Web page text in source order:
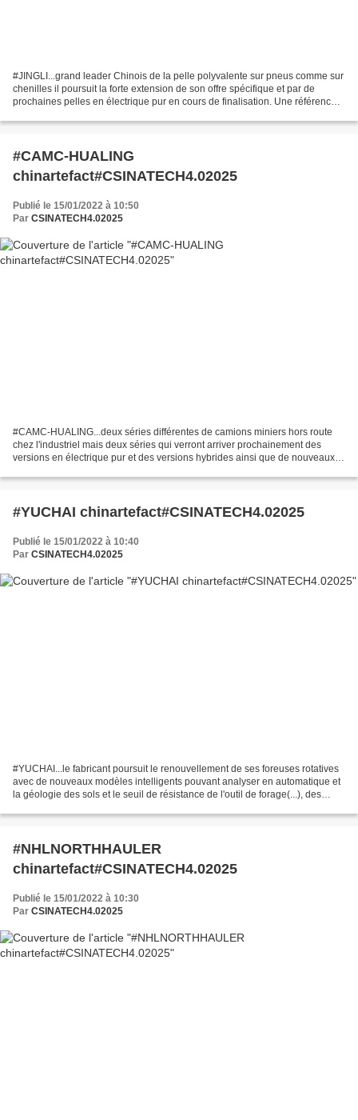
#JINGLI...grand leader Chinois de la pelle polyvalente sur pneus comme sur
chenilles il poursuit la forte extension de son offre spécifique et par de
prochaines pelles en électrique pur en cours de finalisation. Une référence
#CAMC-HUALING
chinartefact#CSINATECH4.02025
Publié le 15/01/2022 à 10:50
Par CSINATECH4.02025
#CAMC-HUALING...deux séries différentes de camions miniers hors route
chez l'industriel mais deux séries qui verront arriver prochainement des
versions en électrique pur et des versions hybrides ainsi que de nouveaux
#YUCHAI chinartefact#CSINATECH4.02025
Publié le 15/01/2022 à 10:40
Par CSINATECH4.02025
#YUCHAI...le fabricant poursuit le renouvellement de ses foreuses rotatives
avec de nouveaux modèles intelligents pouvant analyser en automatique et
la géologie des sols et le seuil de résistance de l'outil de forage(...), des
#NHLNORTHHAULER
chinartefact#CSINATECH4.02025
Publié le 15/01/2022 à 10:30
Par CSINATECH4.02025